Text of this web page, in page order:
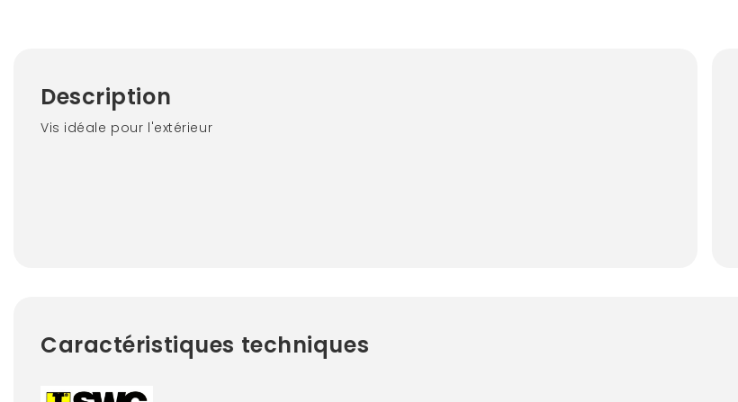
Description
Vis idéale pour l'extérieur
Caractéristiques techniques